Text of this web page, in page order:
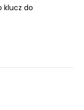
klucz do